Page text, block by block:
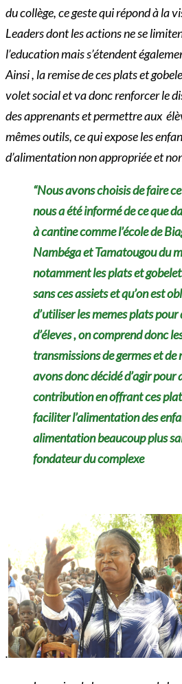
du collège, ce geste qui répond à la
Leaders dont les actions ne se
l’education mais s’étendent
Ainsi , la remise de ces plats et
volet social et va donc renforcer le
des apprenants et permettre aux
mêmes outils, ce qui expose les
d’alimentation non appropriée et
“Nous avons choisis de faire
nous a été informé de ce que
à cantine comme l’école de
Nambéga et Tamatougou du
notamment les plats et
sans ces assiets et qu’on est
d’utiliser les memes plats pour
d’éleves , on comprend donc
transmissions de germes et de
avons donc décidé d’agir
contribution en offrant ces
faciliter l’alimentation des
alimentation beaucoup plus
fondateur du complexe
.